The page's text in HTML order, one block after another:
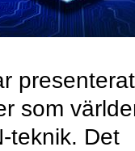
presenterat
som
teknik. Det